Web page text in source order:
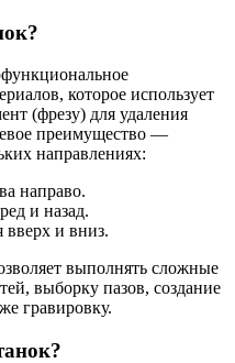
которое использует
(фрезу) для удаления
преимущество —
направлениях:
направо.
и назад.
и вниз.
выполнять сложные
выборку пазов, создание
гравировку.